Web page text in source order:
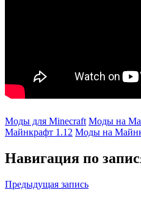
Моды для Minecraft Моды на
Майнкрафт 1.12 Моды на
Навигация по
Предыдущая запись